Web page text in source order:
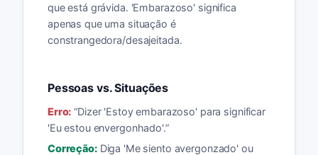
que está grávida. 'Embarazoso' significa
apenas que uma situação é
constrangedora/desajeitada.
Pessoas vs. Situações
Erro: “Dizer 'Estoy embarazoso' para significar
'Eu estou envergonhado'.”
Correção: Diga 'Me siento avergonzado' ou